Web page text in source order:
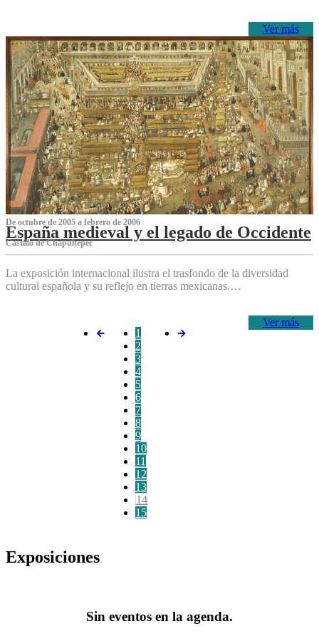
Ver más
De octubre de 2005 a febrero de 2006
España medieval y el legado de Occidente
Castillo de Chapultepec
La exposición internacional ilustra el trasfondo de la diversidad
cultural española y su reflejo en tierras mexicanas.…
Ver más
1
2
3
4
5
6
7
8
9
10
11
12
13
14
15
Exposiciones
Sin eventos en la agenda.